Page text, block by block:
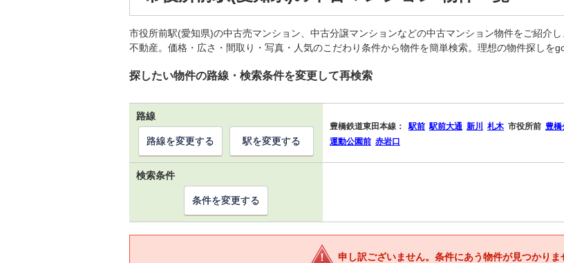
市役所前駅(愛知県)の中古売マンション、中古分譲マンションなどの中古マンション物件をご紹介
不動産。価格・広さ・間取り・写真・人気のこだわり条件から物件を簡単検索。理想の物件探しを
探したい物件の路線・検索条件を変更して再検索
路線
豊橋鉄道東田本線： 駅前 駅前大通 新川 札木 市役所前 豊橋
運動公園前 赤岩口
路線を変更する 駅を変更する
検索条件
条件を変更する
申し訳ございません。条件にあう物件が見つかりま